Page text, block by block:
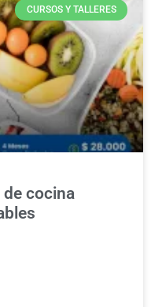
CURSOS Y TALLERES
cocina